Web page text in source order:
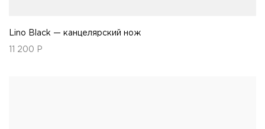
Lino Black — канцелярский нож
11 200 Р